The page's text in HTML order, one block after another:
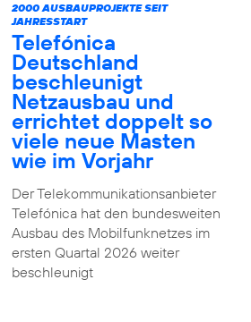
2000 AUSBAUPROJEKTE SEIT
JAHRESSTART
Telefónica
Deutschland
beschleunigt
Netzausbau und
errichtet doppelt so
viele neue Masten
wie im Vorjahr
Der Telekommunikationsanbieter
Telefónica hat den bundesweiten
Ausbau des Mobilfunknetzes im
ersten Quartal 2026 weiter
beschleunigt